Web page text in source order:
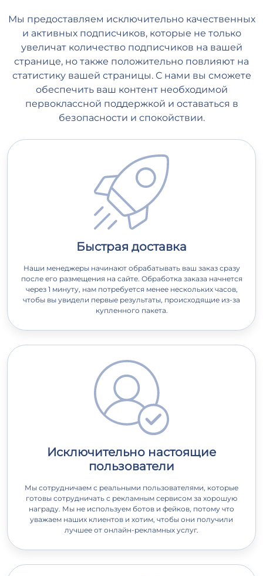
Мы предоставляем исключительно качественных
и активных подписчиков, которые не только
увеличат количество подписчиков на вашей
странице, но также положительно повлияют на
статистику вашей страницы. С нами вы сможете
обеспечить ваш контент необходимой
первоклассной поддержкой и оставаться в
безопасности и спокойствии.
Быстрая доставка
Наши менеджеры начинают обрабатывать ваш заказ сразу
после его размещения на сайте. Обработка заказа начнется
через 1 минуту, нам потребуется менее нескольких часов,
чтобы вы увидели первые результаты, происходящие из-за
купленного пакета.
Исключительно настоящие
пользователи
Мы сотрудничаем с реальными пользователями, которые
готовы сотрудничать с рекламным сервисом за хорошую
награду. Мы не используем ботов и фейков, потому что
уважаем наших клиентов и хотим, чтобы они получили
лучшее от онлайн-рекламных услуг.